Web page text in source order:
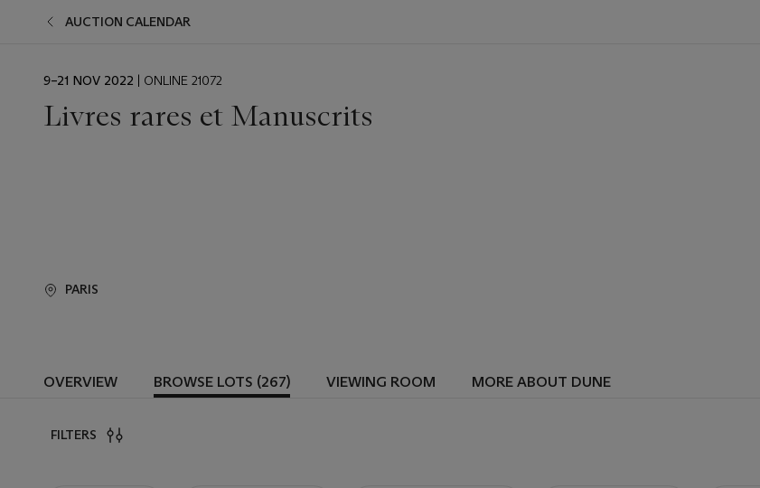
AUCTION CALENDAR
EVENT
9–21 NOV 2022 | ONLINE 21072
Livres rares et Manuscrits
PARIS
OVERVIEW BROWSE LOTS (267) VIEWING ROOM MORE ABOUT DUNE
FILTERS